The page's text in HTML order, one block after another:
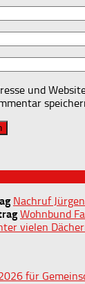
und
Nachruf
Wohnbund
vielen
für